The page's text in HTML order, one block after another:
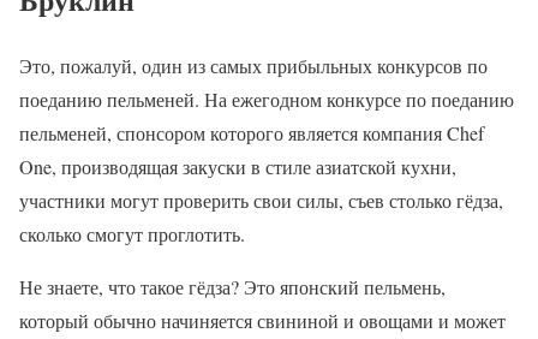
Это, пожалуй, один из самых прибыльных конкурсов по
поеданию пельменей. На ежегодном конкурсе по поеданию
пельменей, спонсором которого является компания Chef
One, производящая закуски в стиле азиатской кухни,
участники могут проверить свои силы, съев столько гёдза,
сколько смогут проглотить.
Не знаете, что такое гёдза? Это японский пельмень,
который обычно начиняется свининой и овощами и может